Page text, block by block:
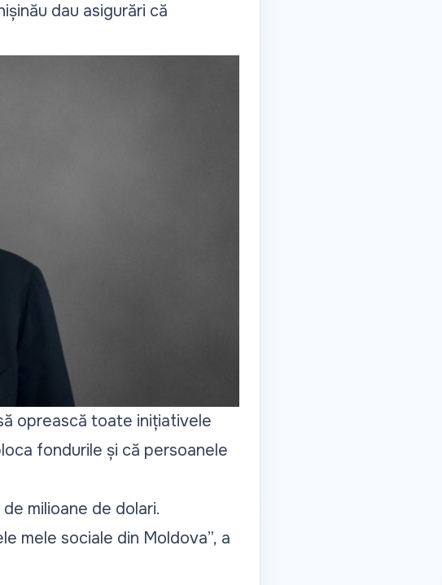
dau asigurări că
oprească toate inițiativele
fondurile și că persoanele
milioane de dolari.
mele sociale din Moldova”, a